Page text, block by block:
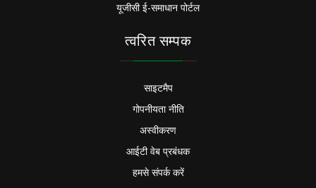
यूजीसी ई-समाधान पोर्टल
त्वरित सम्पक
साइटमैप
गोपनीयता नीति
अस्वीकरण
आईटी वेब प्रबंधक
हमसे संपर्क करें